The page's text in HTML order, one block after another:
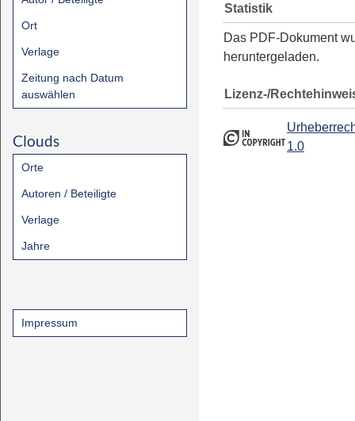
Ort
Verlage
Zeitung nach Datum
auswählen
Clouds
Orte
Autoren / Beteiligte
Verlage
Jahre
Impressum
Statistik
Das PDF-Dokument
heruntergeladen.
Lizenz-/
1.0